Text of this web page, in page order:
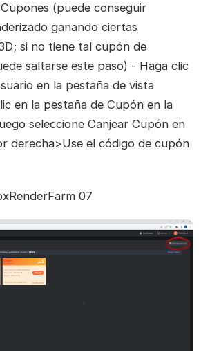
(puede conseguir
ganando ciertas
si no tiene tal cupón de
saltarse este paso) - Haga clic
en la pestaña de vista
en la pestaña de Cupón en la
seleccione Canjear Cupón en
derecha>Use el código de cupón